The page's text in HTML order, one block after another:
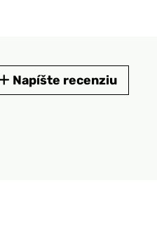
Napíšte recenziu